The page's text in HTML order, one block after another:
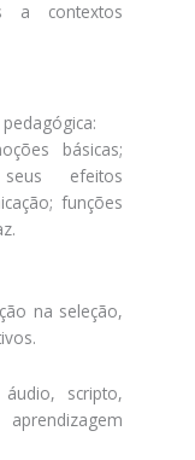
a contextos
básicas;
efeitos
funções
na seleção,
scripto,